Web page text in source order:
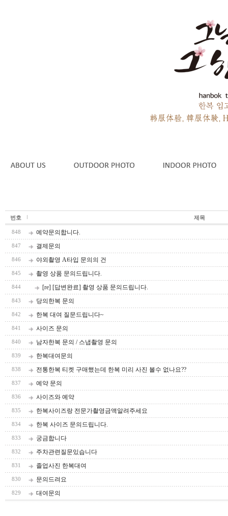
번호 제목
848 예약문의합니다.
847 결제문의
846 야외촬영 A타입 문의의 건
845 촬영 상품 문의드립니다.
844 [re] [답변완료] 촬영 상품 문의드립니다.
843 당의한복 문의
842 한복 대여 질문드립니다~
841 사이즈 문의
840 남자한복 문의 / 스냅촬영 문의
839 한복대여문의
838 전통한복 티켓 구매했는데 한복 미리 사진 볼수 없나요??
837 예약 문의
836 사이즈와 예약
835 한복사이즈랑 전문가촬영금액알려주세요
834 한복 사이즈 문의드립니다.
833 궁금합니다
832 주차관련질문있습니다
831 졸업사진 한복대여
830 문의드려요
829 대여문의